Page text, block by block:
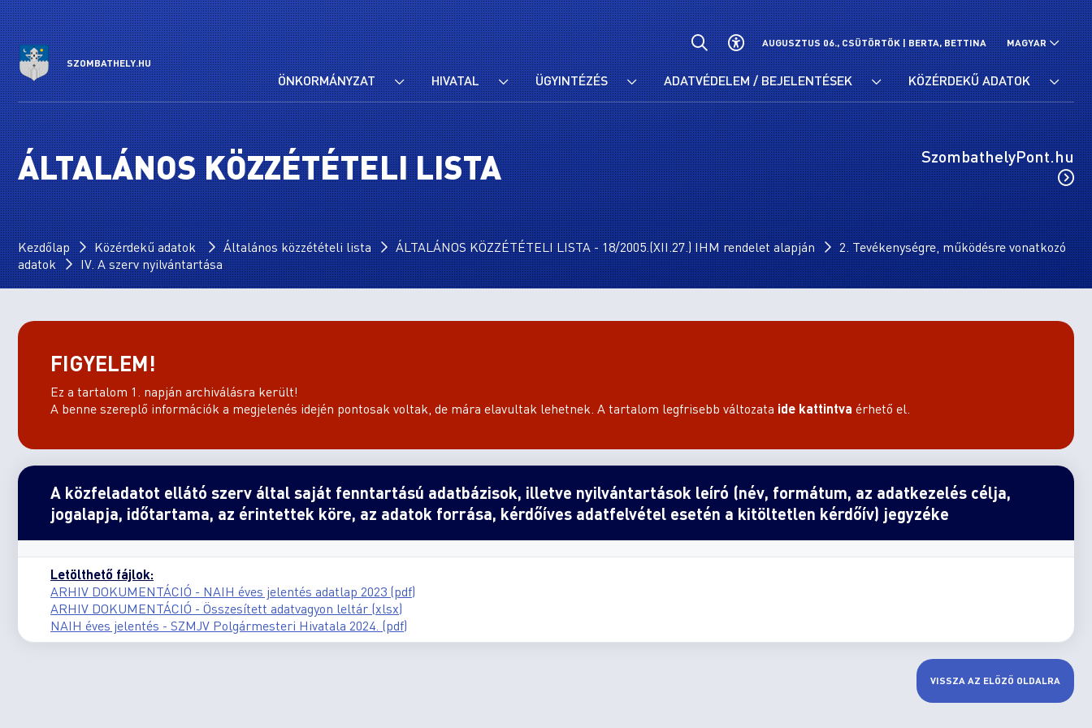
SZOMBATHELY.HU
AUGUSZTUS 06., CSÜTÖRTÖK |BERTA, BETTINA MAGYAR
ÖNKORMÁNYZAT HIVATAL ÜGYINTÉZÉS ADATVÉDELEM / BEJELENTÉSEK KÖZÉRDEKŰ ADATOK
ÁLTALÁNOS KÖZZÉTÉTELI LISTA SzombathelyPont.hu
Kezdőlap Közérdekű adatok Általános közzétételi lista ÁLTALÁNOS KÖZZÉTÉTELI LISTA - 18/2005.(XII.27.) IHM rendelet alapján
2. Tevékenységre, működésre vonatkozó
adatok
IV. A szerv nyilvántartása
FIGYELEM!
Ez a tartalom 1. napján archiválásra került!
A benne szereplő információk a megjelenés idején pontosak voltak, de mára elavultak lehetnek. A tartalom legfrisebb változata ide kattintva érhető el.
A közfeladatot ellátó szerv által saját fenntartású adatbázisok, illetve nyilvántartások leíró (név, formátum, az adatkezelés célja,
jogalapja, időtartama, az érintettek köre, az adatok forrása, kérdőíves adatfelvétel esetén a kitöltetlen kérdőív) jegyzéke
Letölthető fájlok:
ARHIV DOKUMENTÁCIÓ - NAIH éves jelentés adatlap 2023 (pdf)
ARHIV DOKUMENTÁCIÓ - Összesített adatvagyon leltár (xlsx)
NAIH éves jelentés - SZMJV Polgármesteri Hivatala 2024. (pdf)
VISSZA AZ ELŐZŐ OLDALRA